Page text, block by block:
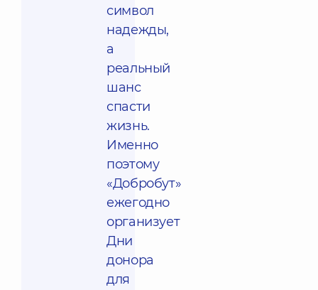
символ
надежды,
а
реальный
шанс
спасти
жизнь.
Именно
поэтому
«Добробут»
ежегодно
организует
Дни
донора
для